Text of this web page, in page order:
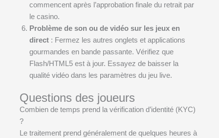
commencent après l’approbation finale du retrait par
le casino.
Problème de son ou de vidéo sur les jeux en
direct : Fermez les autres onglets et applications
gourmandes en bande passante. Vérifiez que
Flash/HTML5 est à jour. Essayez de baisser la
qualité vidéo dans les paramètres du jeu live.
Questions des joueurs
Combien de temps prend la vérification d’identité (KYC)
?
Le traitement prend généralement de quelques heures à